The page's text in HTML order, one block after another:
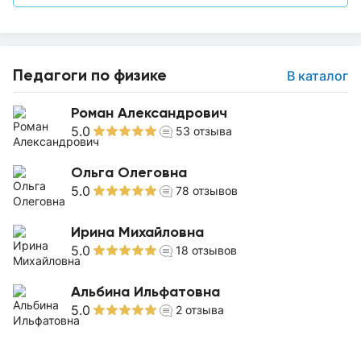
Педагоги по физике В каталог
Роман Александрович
5.0 53 отзыва
Ольга Олеговна
5.0 78 отзывов
Ирина Михайловна
5.0 18 отзывов
Альбина Ильфатовна
5.0 2 отзыва